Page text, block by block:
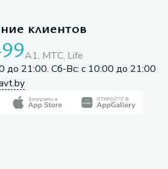
клиентов
A1, МТС, Life
до 21:00. Сб-Вс: с 10:00 до 21:00